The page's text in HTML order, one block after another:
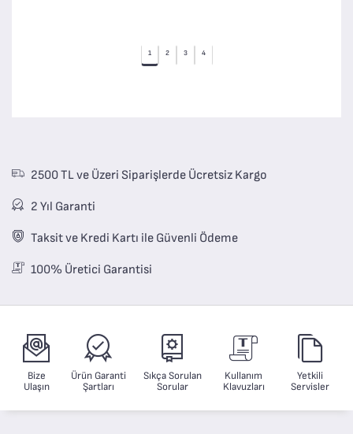
1 2 3 4
2500 TL ve Üzeri Siparişlerde Ücretsiz Kargo
2 Yıl Garanti
Taksit ve Kredi Kartı ile Güvenli Ödeme
100% Üretici Garantisi
Bize
Ulaşın
Ürün Garanti
Şartları
Sıkça Sorulan
Sorular
Kullanım
Klavuzları
Yetkili
Servisler